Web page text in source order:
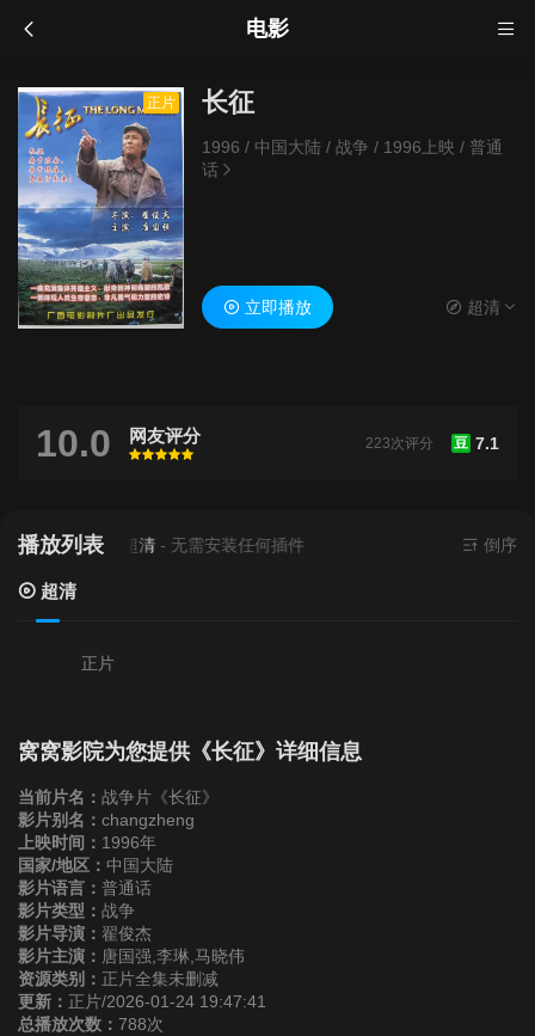
电影
正片 长征
1996 / 中国大陆 / 战争/ 1996上映 / 普通
话
立即播放 超清
10.0 网友评分
很差
较差还行推荐力荐
豆 7.1
223次评分
播放列表
当前资源来源 超清- 无需安装任何插件 倒序
超清
正片
窝窝影院为您提供《长征》详细信息
当前片名： 战争片《长征》
影片别名： changzheng
上映时间： 1996年
国家/地区： 中国大陆
影片语言： 普通话
影片类型： 战争
影片导演： 翟俊杰
影片主演： 唐国强,李琳,马晓伟
资源类别： 正片全集未删减
更新： 正片/2026-01-24 19:47:41
总播放次数： 788次